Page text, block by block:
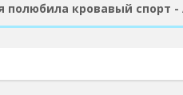
полюбила кровавый спорт -